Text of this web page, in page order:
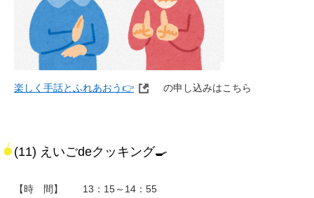
楽しく手話とふれあおう👉 の申し込みはこちら
(11) えいごdeクッキング🍳
【時 間】 13：15～14：55